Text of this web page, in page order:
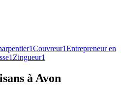
1Couvreur1Entrepreneur en
1 Zingueur1
à Avon